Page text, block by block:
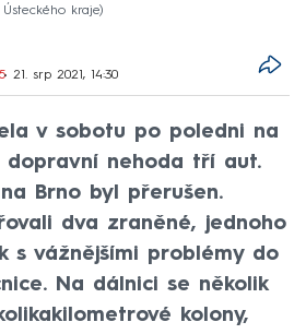
kraje
• 21. srp 2021, 14:30
v sobotu po poledni na
dopravní nehoda tří aut.
Brno byl přerušen.
dva zraněné, jednoho
s vážnějšími problémy do
Na dálnici se několik
kolony,